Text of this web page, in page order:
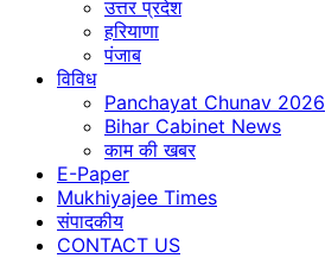
उत्तर प्रदेश
हरियाणा
पंजाब
विविध
Panchayat Chunav 2026
Bihar Cabinet News
काम की खबर
E-Paper
Mukhiyajee Times
संपादकीय
CONTACT US